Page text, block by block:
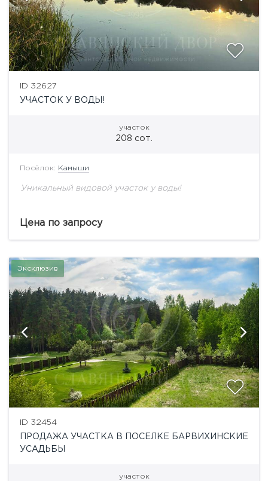
ID 32627
УЧАСТОК У ВОДЫ!
участок
208 сот.
Посёлок: Камыши
Уникальный видовой участок у воды!
Цена по запросу
Эксклюзив
ID 32454
ПРОДАЖА УЧАСТКА В ПОСЕЛКЕ БАРВИХИНСКИЕ
УСАДЬБЫ
участок